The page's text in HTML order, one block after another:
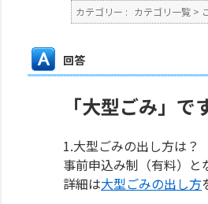
カテゴリー : カテゴリ一覧 >
回答
「大型ごみ」で
1.大型ごみの出し方は？
事前申込み制（有料）と
詳細は大型ごみの出し方